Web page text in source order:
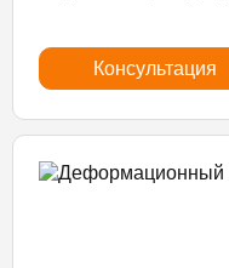
Консультация